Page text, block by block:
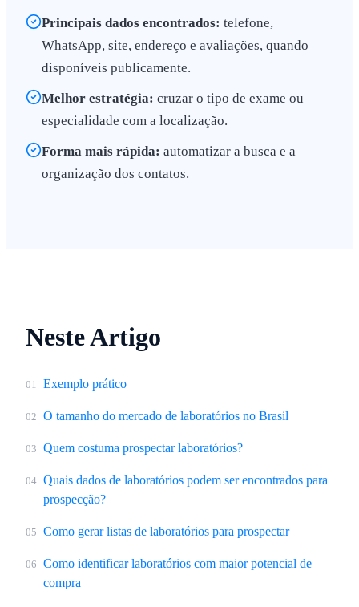
Principais dados encontrados: telefone,
WhatsApp, site, endereço e avaliações, quando
disponíveis publicamente.
Melhor estratégia: cruzar o tipo de exame ou
especialidade com a localização.
Forma mais rápida: automatizar a busca e a
organização dos contatos.
Neste Artigo
01 Exemplo prático
02 O tamanho do mercado de laboratórios no Brasil
03 Quem costuma prospectar laboratórios?
04 Quais dados de laboratórios podem ser encontrados para
prospecção?
05 Como gerar listas de laboratórios para prospectar
06 Como identificar laboratórios com maior potencial de
compra